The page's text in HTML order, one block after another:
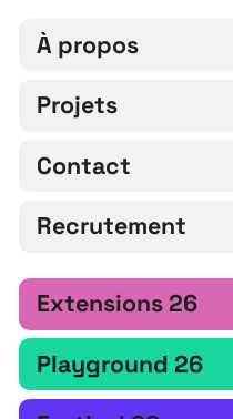
À propos
Projets
Contact
Recrutement
Extensions 26
Playground 26